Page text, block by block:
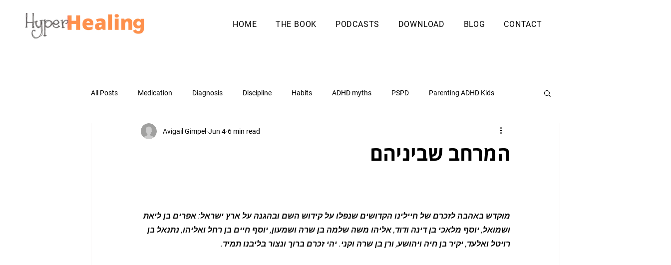
HOME THE BOOK PODCASTS DOWNLOAD BLOG CONTACT
All Posts Medication Diagnosis Discipline Habits ADHD myths PSPD Parenting ADHD Kids
המרחב שביניהם
Avigail Gimpel Jun 4 6 min read
מוקדש באהבה לזכרם של חיילינו הקדושים שנפלו על קידוש השם ובהגנה על ארץ ישראל: אפרים בן ליאת
ושמואל, יוסף מלאכי בן דינה ודוד, אליהו משה שלמה בן שרה ושמעון, יוסף חיים בן רחל ואליהו, נתנאל בן
רויטל ואלעד, יקיר בן חיה ויהושע, ורן בן שרה וקני. יהי זכרם ברוך ונצור בליבנו תמיד.